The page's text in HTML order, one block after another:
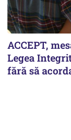
ACCEPT,
Legea
fără să